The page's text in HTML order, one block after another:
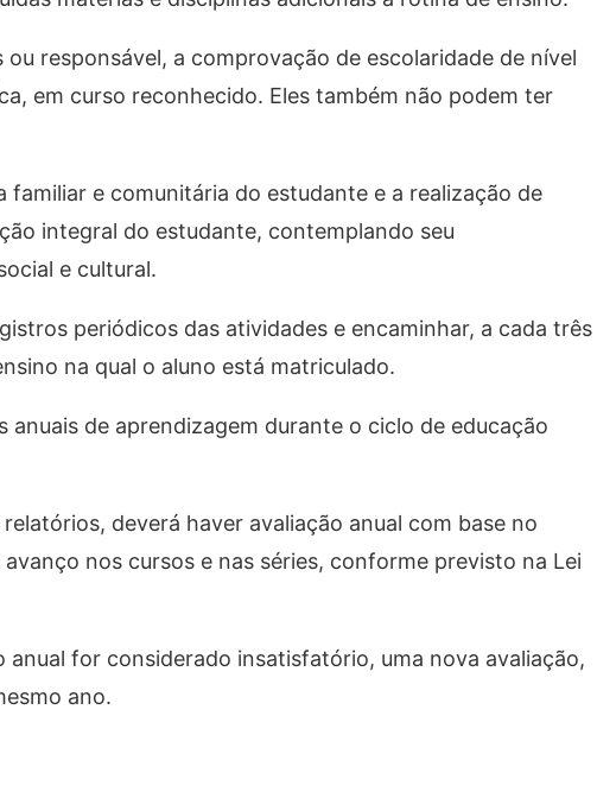
responsável, a comprovação de escolaridade de nível
em curso reconhecido. Eles também não podem ter
e comunitária do estudante e a realização de
integral do estudante, contemplando seu
e cultural.
periódicos das atividades e encaminhar, a cada três
na qual o aluno está matriculado.
de aprendizagem durante o ciclo de educação
deverá haver avaliação anual com base no
nos cursos e nas séries, conforme previsto na Lei
anual for considerado insatisfatório, uma nova avaliação,
ano.